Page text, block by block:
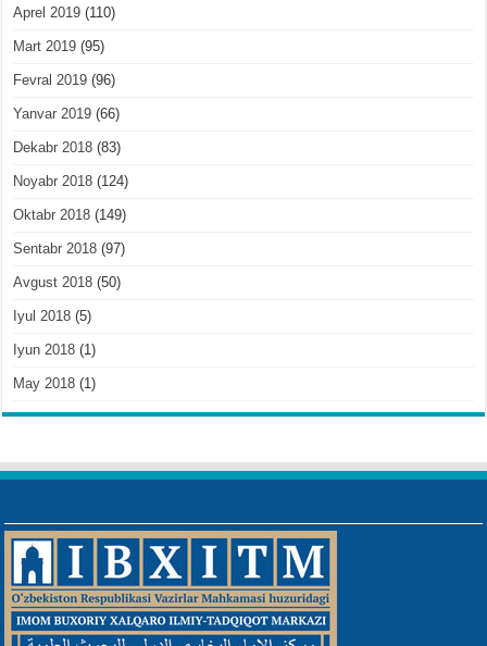
Aprel 2019 (110)
Mart 2019 (95)
Fevral 2019 (96)
Yanvar 2019 (66)
Dekabr 2018 (83)
Noyabr 2018 (124)
Oktabr 2018 (149)
Sentabr 2018 (97)
Avgust 2018 (50)
Iyul 2018 (5)
Iyun 2018 (1)
May 2018 (1)